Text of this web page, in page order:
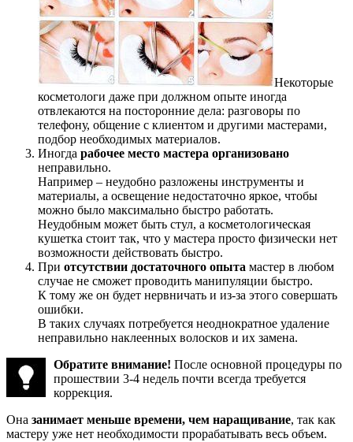
Некоторые
косметологи даже при должном опыте иногда
отвлекаются на посторонние дела: разговоры по
телефону, общение с клиентом и другими мастерами,
подбор необходимых материалов.
Иногда рабочее место мастера организовано
неправильно.
Например – неудобно разложены инструменты и
материалы, а освещение недостаточно яркое, чтобы
можно было максимально быстро работать.
Неудобным может быть стул, а косметологическая
кушетка стоит так, что у мастера просто физически нет
возможности действовать быстро.
При отсутствии достаточного опыта мастер в любом
случае не сможет проводить манипуляции быстро.
К тому же он будет нервничать и из-за этого совершать
ошибки.
В таких случаях потребуется неоднократное удаление
неправильно наклеенных волосков и их замена.
Обратите внимание! После основной процедуры по
прошествии 3-4 недель почти всегда требуется
коррекция.
Она занимает меньше времени, чем наращивание, так как
мастеру уже нет необходимости прорабатывать весь объем.